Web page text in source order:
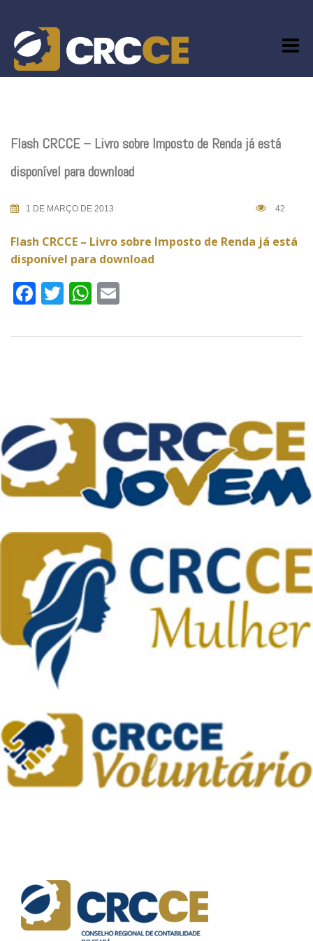
content
Flash CRCCE – Livro sobre Imposto de Renda já está
disponível para download
1 DE MARÇO DE 2013 42
Flash CRCCE – Livro sobre Imposto de Renda já está
disponível para download
Facebook
TwitterWhatsApp